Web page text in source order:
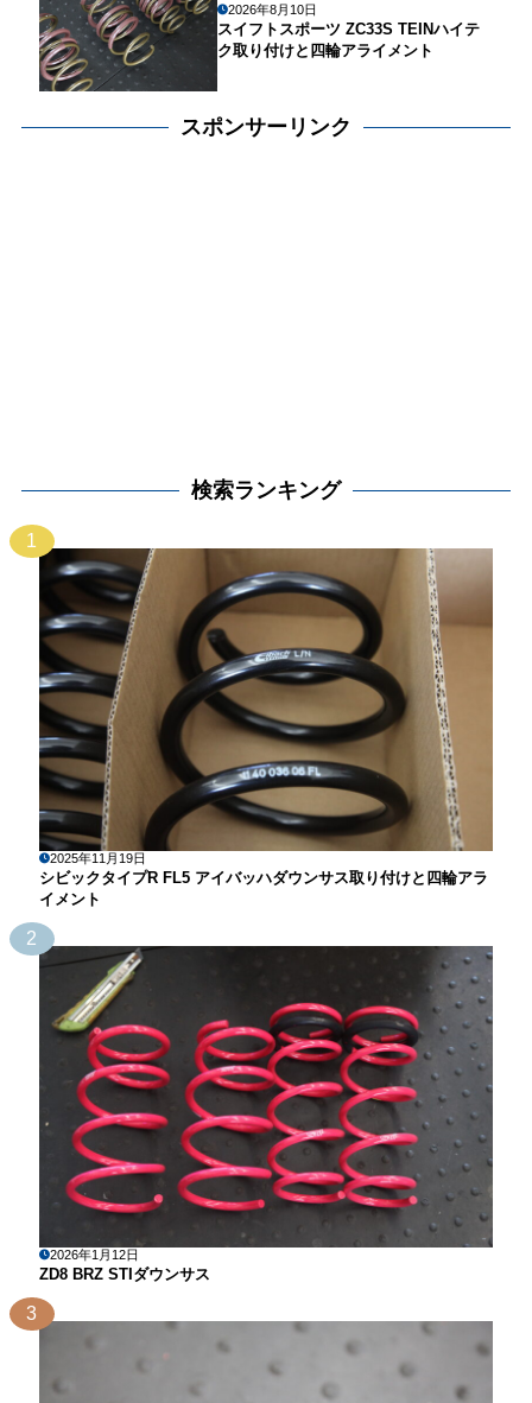
2026年8月10日
スイフトスポーツ ZC33S TEINハイテ
ク取り付けと四輪アライメント
スポンサーリンク
検索ランキング
1
2025年11月19日
シビックタイプR FL5 アイバッハダウンサス取り付けと四輪アラ
イメント
2
2026年1月12日
ZD8 BRZ STIダウンサス
3